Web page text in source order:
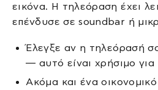
εικόνα. Η τηλεόραση έχει
επένδυσε σε soundbar ή
Έλεγξε αν η τηλεόρασή
— αυτό είναι χρήσιμο
Ακόμα και ένα